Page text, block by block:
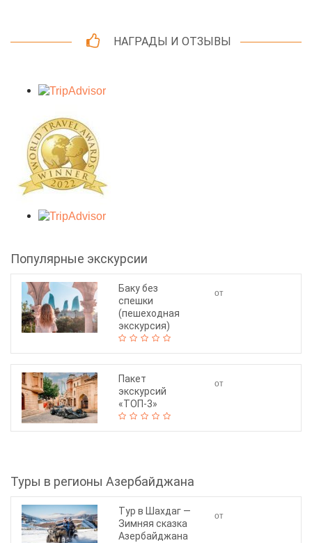
НАГРАДЫ И ОТЗЫВЫ
Популярные экскурсии
Баку без
спешки
(пешеходная
экскурсия)
от
Пакет
экскурсий
«ТОП-3»
от
Туры в регионы Азербайджана
Тур в Шахдаг —
Зимняя сказка
Азербайджана
от